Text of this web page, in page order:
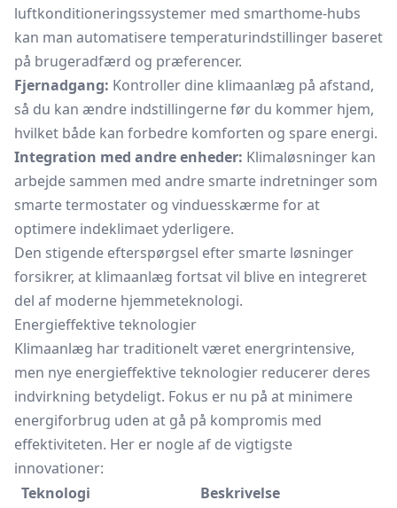
luftkonditioneringssystemer med smarthome-hubs
kan man automatisere temperaturindstillinger baseret
på brugeradfærd og præferencer.
Fjernadgang: Kontroller dine klimaanlæg på afstand,
så du kan ændre indstillingerne før du kommer hjem,
hvilket både kan forbedre komforten og spare energi.
Integration med andre enheder: Klimaløsninger kan
arbejde sammen med andre smarte indretninger som
smarte termostater og vinduesskærme for at
optimere indeklimaet yderligere.
Den stigende efterspørgsel efter smarte løsninger
forsikrer, at klimaanlæg fortsat vil blive en integreret
del af moderne hjemmeteknologi.
Energieffektive teknologier
Klimaanlæg har traditionelt været energrintensive,
men nye energieffektive teknologier reducerer deres
indvirkning betydeligt. Fokus er nu på at minimere
energiforbrug uden at gå på kompromis med
effektiviteten. Her er nogle af de vigtigste
innovationer:
Teknologi
Beskrivelse